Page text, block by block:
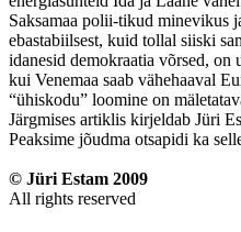
Saksamaa polii-tikud minevikus
ebastabiilsest, kuid tollal siiski
idanesid demokraatia võrsed, on
kui Venemaa saab vähehaaval
“ühiskodu” loomine on
Järgmises artiklis kirjeldab Jüri
Peaksime jõudma otsapidi ka
© Jüri Estam 2009
All rights reserved